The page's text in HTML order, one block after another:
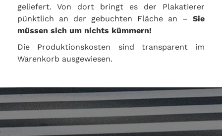
geliefert. Von dort bringt es der Plakatierer
pünktlich an der gebuchten Fläche an – Sie
müssen sich um nichts kümmern!
Die Produktionskosten sind transparent im
Warenkorb ausgewiesen.